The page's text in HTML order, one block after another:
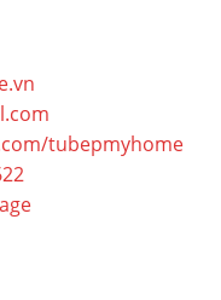
tubepmyhome